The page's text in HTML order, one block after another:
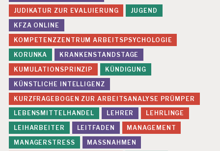
H
U
N
G
E
N
G
E
S
U
N
D
H
E
I
JUDIKATUR ZUR EVALUIERUNG
JUGEND
KFZA ONLINE
KOMPETENZZENTRUM ARBEITSPSYCHOLOGIE
KORUNKA
KRANKENSTANDSTAGE
KUMULATIONSPRINZIP
KÜNDIGUNG
KÜNSTLICHE INTELLIGENZ
KURZFRAGEBOGEN ZUR ARBEITSANALYSE PRÜMPER
LEBENSMITTELHANDEL
LEHRER
LEHRLINGE
LEIHARBEITER
LEITFADEN
MANAGEMENT
MANAGERSTRESS
MASSNAHMEN